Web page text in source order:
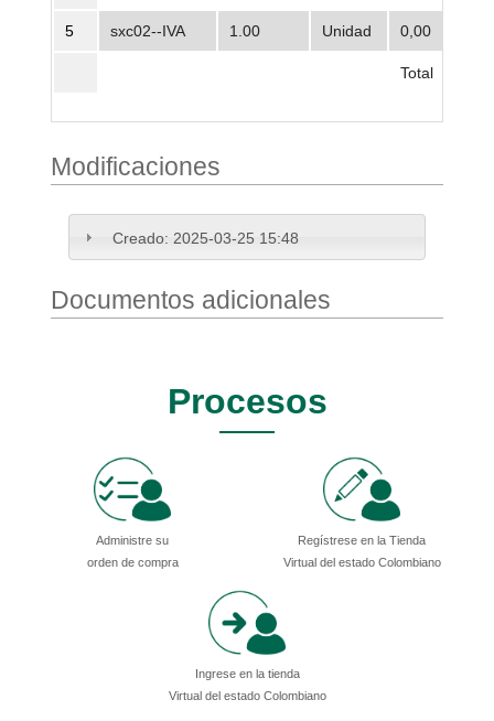
5 sxc02--IVA 1.00 Unidad 0,00
Total
Modificaciones
Creado: 2025-03-25 15:48
Documentos adicionales
Procesos
Administre su
orden de compra
Regístrese en la Tienda
Virtual del estado Colombiano
Ingrese en la tienda
Virtual del estado Colombiano